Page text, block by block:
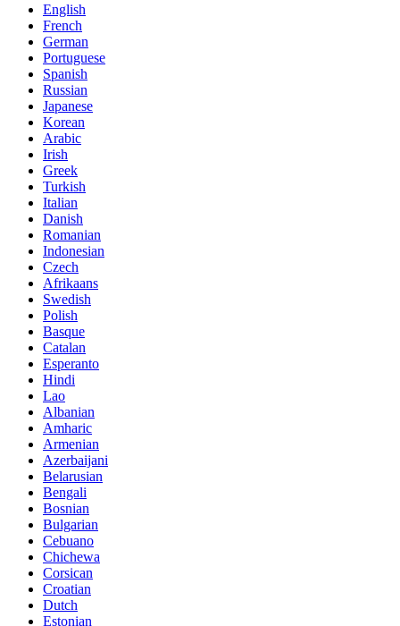
English
French
German
Portuguese
Spanish
Russian
Japanese
Korean
Arabic
Irish
Greek
Turkish
Italian
Danish
Romanian
Indonesian
Czech
Afrikaans
Swedish
Polish
Basque
Catalan
Esperanto
Hindi
Lao
Albanian
Amharic
Armenian
Azerbaijani
Belarusian
Bengali
Bosnian
Bulgarian
Cebuano
Chichewa
Corsican
Croatian
Dutch
Estonian